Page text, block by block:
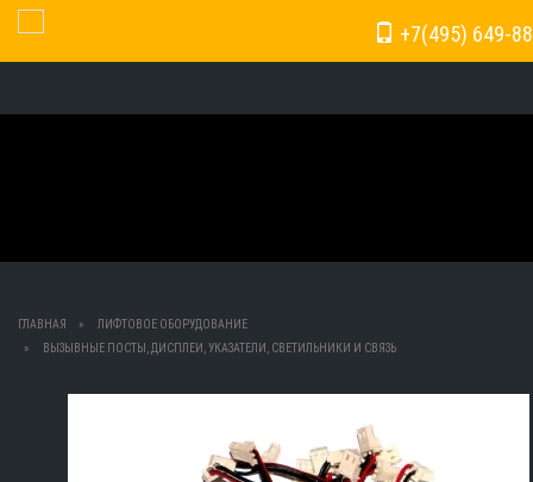
+7(495) 649-
Toggle Navigation
ГЛАВНАЯ
ЛИФТОВОЕ ОБОРУДОВАНИЕ
ВЫЗЫВНЫЕ ПОСТЫ, ДИСПЛЕИ, УКАЗАТЕЛИ, СВЕТИЛЬНИКИ И СВЯЗЬ